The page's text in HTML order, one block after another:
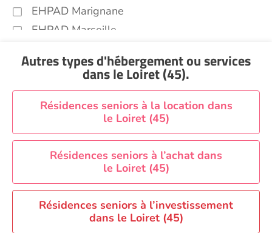
EHPAD Marignane
EHPAD Marseille
EHPAD Nantes
EHPAD Paris
EHPAD Saint-Etienne
EHPAD Toulouse
EHPAD Tours
EHPAD Troyes
Recherche par ville
Autres types d'hébergement ou services
dans le Loiret (45).
Résidences seniors à la location dans
le Loiret (45)
Résidences seniors à l’achat dans
le Loiret (45)
Résidences seniors à l’investissement
dans le Loiret (45)